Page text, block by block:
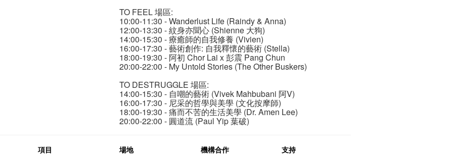
TO FEEL 場區:
10:00-11:30 - Wanderlust Life (Raindy & Anna)
12:00-13:30 - 紋⾝亦聞⼼ (Shienne ⼤狗)
14:00-15:30 - 療癒師的⾃我修養 (Vivien)
16:00-17:30 - 藝術創作: ⾃我釋懷的藝術 (Stella)
18:00-19:30 - 阿初 Chor Lai x 彭震 Pang Chun
20:00-22:00 - My Untold Stories (The Other Buskers)
TO DESTRUGGLE 場區:
14:00-15:30 - ⾃嘲的藝術 (Vivek Mahbubani 阿V)
16:00-17:30 - 尼采的哲學與美學 (⽂化按摩師)
18:00-19:30 - 痛⽽不苦的⽣活美學 (Dr. Amen Lee)
20:00-22:00 - 圓道流 (Paul Yip 葉破)
項目
場地
機構合作
支持